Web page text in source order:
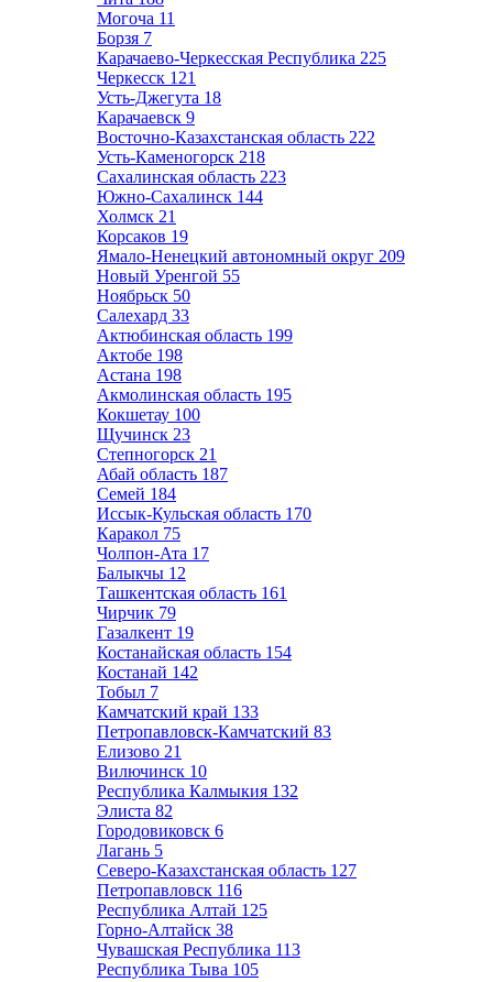
Могоча 11
Борзя 7
Карачаево-Черкесская Республика 225
Черкесск 121
Усть-Джегута 18
Карачаевск 9
Восточно-Казахстанская область 222
Усть-Каменогорск 218
Сахалинская область 223
Южно-Сахалинск 144
Холмск 21
Корсаков 19
Ямало-Ненецкий автономный округ 209
Новый Уренгой 55
Ноябрьск 50
Салехард 33
Актюбинская область 199
Актобе 198
Астана 198
Акмолинская область 195
Кокшетау 100
Щучинск 23
Степногорск 21
Абай область 187
Семей 184
Иссык-Кульская область 170
Каракол 75
Чолпон-Ата 17
Балыкчы 12
Ташкентская область 161
Чирчик 79
Газалкент 19
Костанайская область 154
Костанай 142
Тобыл 7
Камчатский край 133
Петропавловск-Камчатский 83
Елизово 21
Вилючинск 10
Республика Калмыкия 132
Элиста 82
Городовиковск 6
Лагань 5
Северо-Казахстанская область 127
Петропавловск 116
Республика Алтай 125
Горно-Алтайск 38
Чувашская Республика 113
Республика Тыва 105